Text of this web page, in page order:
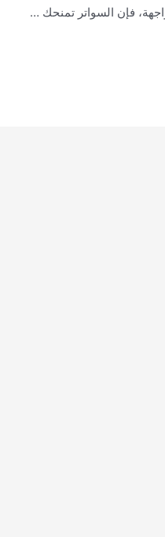
فإن السواتر تمنحك …